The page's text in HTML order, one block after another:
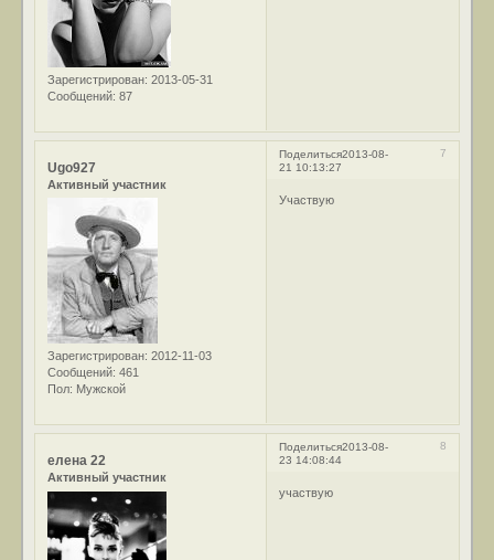
Зарегистрирован: 2013-05-31
Сообщений: 87
Поделиться 7
2013-08-
21 10:13:27
Ugo927
Активный участник
Зарегистрирован: 2012-11-03
Сообщений: 461
Пол: Мужской
Участвую
Поделиться 8
2013-08-
23 14:08:44
елена 22
Активный участник
участвую